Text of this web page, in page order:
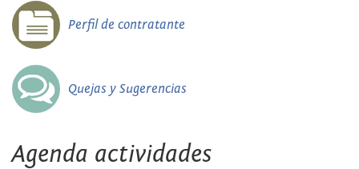
Perfil de contratante
Quejas y Sugerencias
Agenda actividades